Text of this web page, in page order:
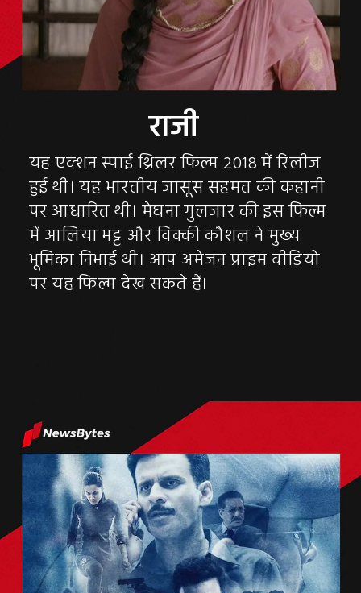
राजी
यह एक्शन स्पाई थ्रिलर फिल्म 2018 में रिलीज
हुई थी। यह भारतीय जासूस सहमत की कहानी
पर आधारित थी। मेघना गुलजार की इस फिल्म
में आलिया भट्ट और विक्की कौशल ने मुख्य
भूमिका निभाई थी। आप अमेजन प्राइम वीडियो